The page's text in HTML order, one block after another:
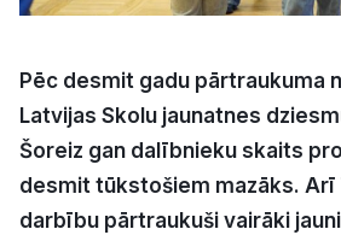
Sludinājumi
Pasākumi
Reklāma
Pēc desmit gadu pārtraukuma
Latvijas Skolu jaunatnes
Šoreiz gan dalībnieku skaits
desmit tūkstošiem mazāks. Arī
darbību pārtraukuši vairāki